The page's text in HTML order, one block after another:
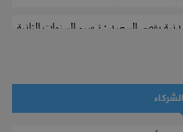
بقصر السعيد : ترسيم السنوات الثانية
: الترشح لماجستير مهني جديد